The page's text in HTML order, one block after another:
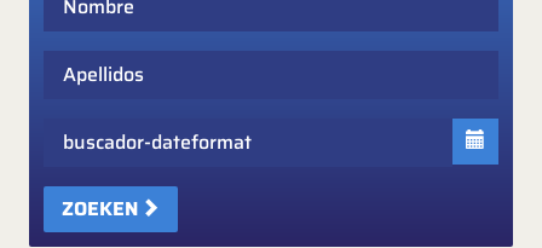
Apellidos
Fecha
ZOEKEN